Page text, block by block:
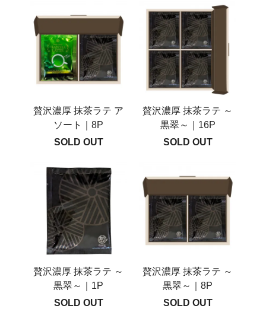
贅沢濃厚 抹茶ラテ ア
ソート｜8P
SOLD OUT
贅沢濃厚 抹茶ラテ ～
黒翠～｜16P
SOLD OUT
贅沢濃厚 抹茶ラテ ～
黒翠～｜1P
SOLD OUT
贅沢濃厚 抹茶ラテ ～
黒翠～｜8P
SOLD OUT